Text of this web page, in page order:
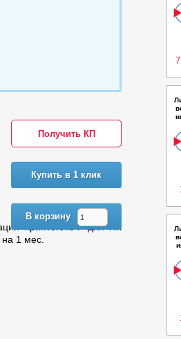
Получить КП
Купить в 1 клик
В корзину
КриптоКлюч" для ПК
1 мес.